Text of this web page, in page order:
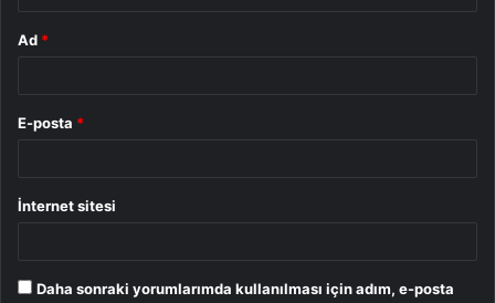
Ad *
E-posta *
İnternet sitesi
Daha sonraki yorumlarımda kullanılması için adım, e-posta